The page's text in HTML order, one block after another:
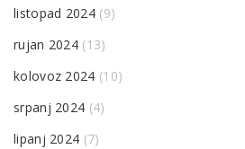
listopad 2024(9)
rujan 2024 (13)
kolovoz 2024 (10)
srpanj 2024 (4)
lipanj 2024 (7)